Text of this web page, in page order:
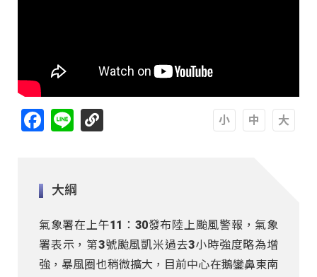
Facebook
Line
大綱
氣象署在上午11：30發布陸上颱風警報，氣象
署表示，第3號颱風凱米過去3小時強度略為增
強，暴風圈也稍微擴大，目前中心在鵝鑾鼻東南